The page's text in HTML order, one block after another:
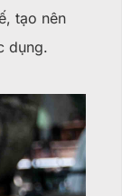
tạo nên
dụng.